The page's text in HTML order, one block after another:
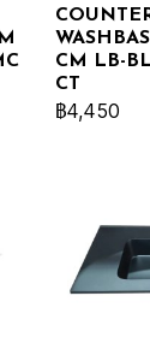
CM LB-
CT
฿4,450